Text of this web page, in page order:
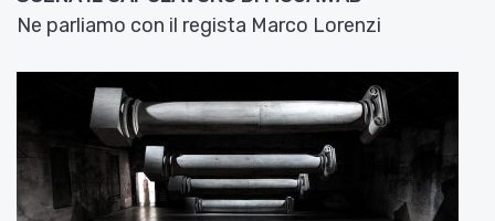
Ne parliamo con il regista Marco Lorenzi